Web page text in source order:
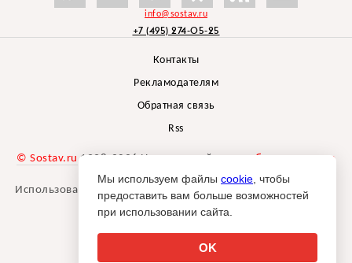
info@sostav.ru
+7 (495) 274-05-25
Контакты
Рекламодателям
Обратная связь
Rss
© Sostav.ru 1998-2026 Независимый проектбрендингового
агентства Depot
Использование материалов Sostav.ru допустимо только при
указании источника.
Мы используем файлы cookie , чтобы
предоставить вам больше возможностей
при использовании сайта.
OK